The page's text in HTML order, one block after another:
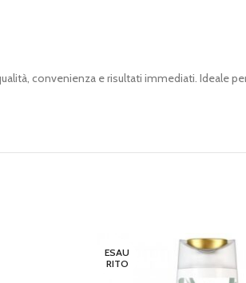
convenienza e risultati immediati. Ideale
ESAU
RITO